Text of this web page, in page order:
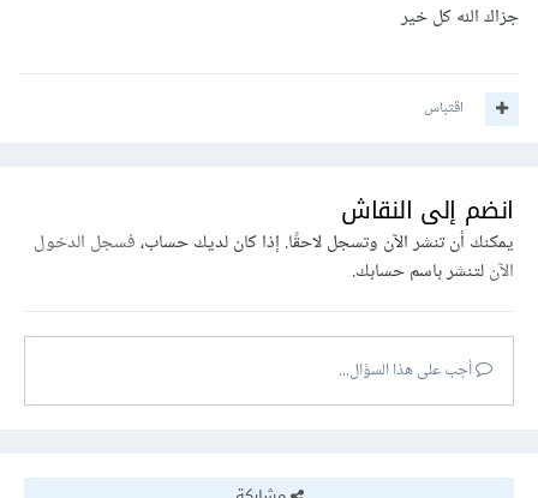
جزاك الله كل خير
اقتباس
انضم إلى النقاش
يمكنك أن تنشر الآن وتسجل لاحقًا. إذا كان لديك حساب،فسجل الدخول
الآنلتنشر باسم حسابك.
أجب على هذا السؤال...